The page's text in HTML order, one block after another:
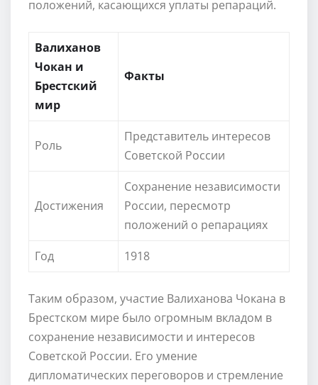
положений, касающихся уплаты репараций.
Валиханов
Чокан и
Брестский
мир
Факты
Роль
Представитель интересов
Советской России
Достижения
Сохранение независимости
России, пересмотр
положений о репарациях
Год
1918
Таким образом, участие Валиханова Чокана в
Брестском мире было огромным вкладом в
сохранение независимости и интересов
Советской России. Его умение
дипломатических переговоров и стремление